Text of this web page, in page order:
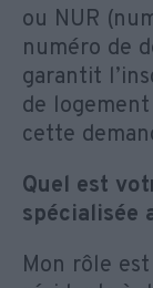
ou NUR
numéro de
garantit
de
cette
Quel est
spécialisée
Mon rôle